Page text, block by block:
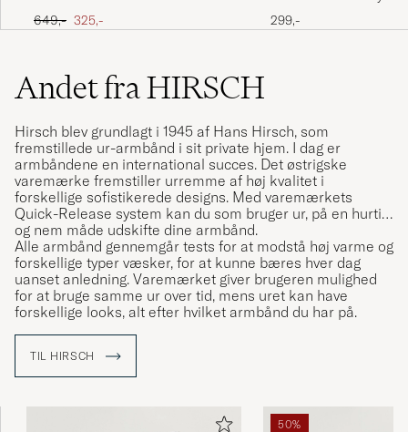
Watch Strap Orange
Ordinary pris
649,- Nedsat pris
325,-
Watch Strap Green
299,-
Andet fra HIRSCH
Hirsch blev grundlagt i 1945 af Hans Hirsch, som
fremstillede ur-armbånd i sit private hjem. I dag er
armbåndene en international succes. Det østrigske
varemærke fremstiller urremme af høj kvalitet i
forskellige sofistikerede designs. Med varemærkets
Quick-Release system kan du som bruger ur, på en hurtig
og nem måde udskifte dine armbånd.
Alle armbånd gennemgår tests for at modstå høj varme og
forskellige typer væsker, for at kunne bæres hver dag
uanset anledning. Varemærket giver brugeren mulighed
for at bruge samme ur over tid, mens uret kan have
forskellige looks, alt efter hvilket armbånd du har på.
TIL HIRSCH
50%